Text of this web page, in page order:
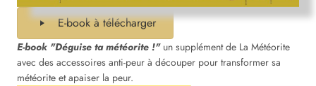
E-book à télécharger
E-book "Déguise ta météorite !" un supplément de La Météorite
avec des accessoires anti-peur à découper pour transformer sa
météorite et apaiser la peur.